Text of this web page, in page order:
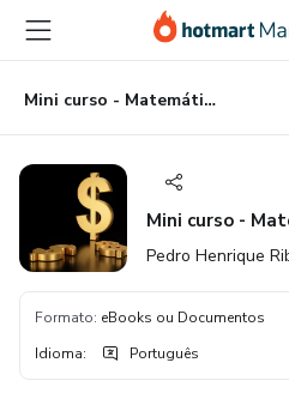
para
conteúdo
principal
para
pagamento
para
rodapé
Mini curso - Matemática financeira
Mini curso -
Pedro Henrique
Formato: eBooks ou Documentos
Idioma: Português